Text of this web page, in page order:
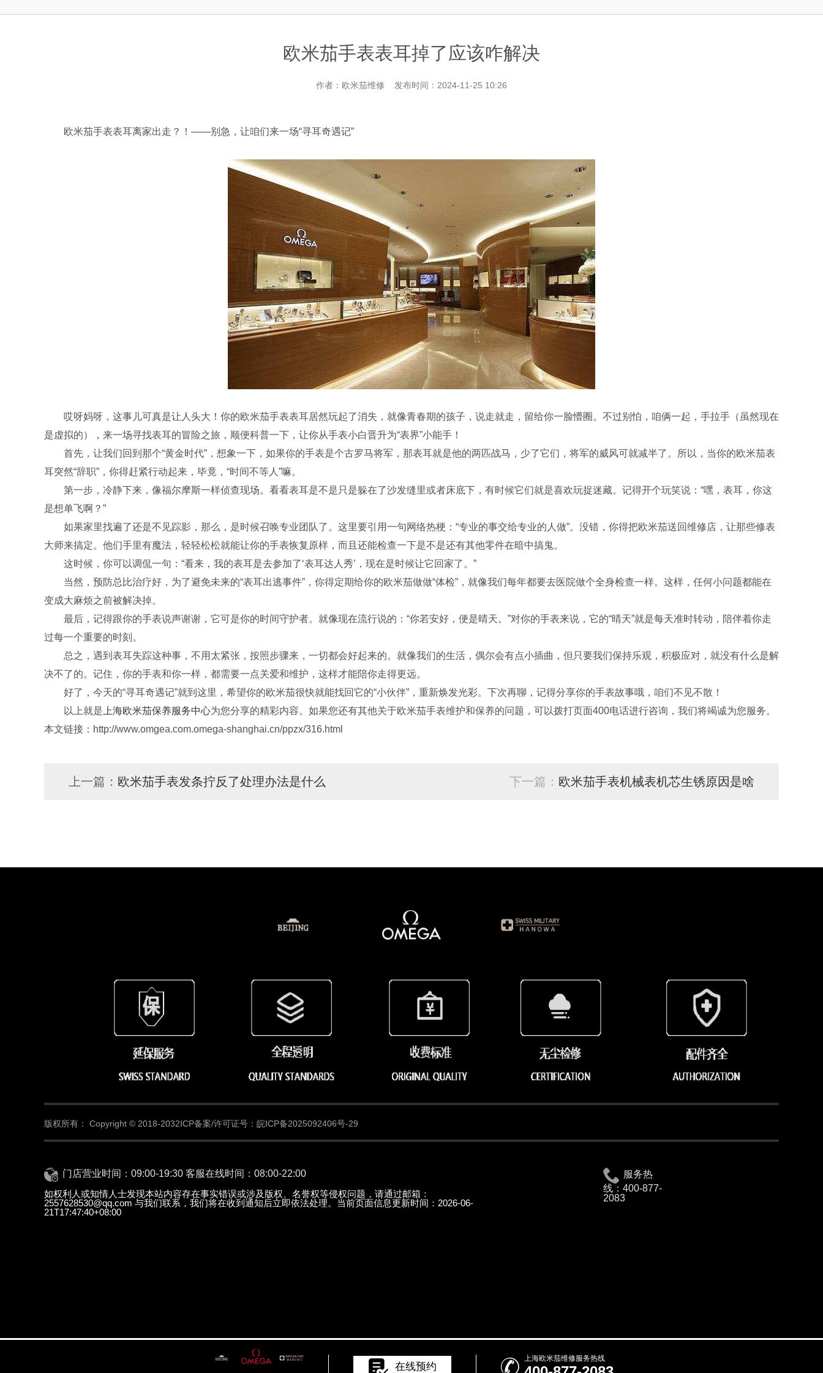
欧米茄手表表耳掉了应该咋解决
作者：欧米茄维修 发布时间：2024-11-25 10:26
欧米茄手表表耳离家出走？！——别急，让咱们来一场“寻耳奇遇记”
哎呀妈呀，这事儿可真是让人头大！你的欧米茄手表表耳居然玩起了消失，就像青春期的孩子，说走就走，留给你一脸懵圈。不过别怕，咱俩一起，手拉手（虽然现在
是虚拟的），来一场寻找表耳的冒险之旅，顺便科普一下，让你从手表小白晋升为“表界”小能手！
首先，让我们回到那个“黄金时代”，想象一下，如果你的手表是个古罗马将军，那表耳就是他的两匹战马，少了它们，将军的威风可就减半了。所以，当你的欧米茄表
耳突然“辞职”，你得赶紧行动起来，毕竟，“时间不等人”嘛。
第一步，冷静下来，像福尔摩斯一样侦查现场。看看表耳是不是只是躲在了沙发缝里或者床底下，有时候它们就是喜欢玩捉迷藏。记得开个玩笑说：“嘿，表耳，你这
是想单飞啊？”
如果家里找遍了还是不见踪影，那么，是时候召唤专业团队了。这里要引用一句网络热梗：“专业的事交给专业的人做”。没错，你得把欧米茄送回维修店，让那些修表
大师来搞定。他们手里有魔法，轻轻松松就能让你的手表恢复原样，而且还能检查一下是不是还有其他零件在暗中搞鬼。
这时候，你可以调侃一句：“看来，我的表耳是去参加了‘表耳达人秀’，现在是时候让它回家了。”
当然，预防总比治疗好，为了避免未来的“表耳出逃事件”，你得定期给你的欧米茄做做“体检”，就像我们每年都要去医院做个全身检查一样。这样，任何小问题都能在
变成大麻烦之前被解决掉。
最后，记得跟你的手表说声谢谢，它可是你的时间守护者。就像现在流行说的：“你若安好，便是晴天。”对你的手表来说，它的“晴天”就是每天准时转动，陪伴着你走
过每一个重要的时刻。
总之，遇到表耳失踪这种事，不用太紧张，按照步骤来，一切都会好起来的。就像我们的生活，偶尔会有点小插曲，但只要我们保持乐观，积极应对，就没有什么是解
决不了的。记住，你的手表和你一样，都需要一点关爱和维护，这样才能陪你走得更远。
好了，今天的“寻耳奇遇记”就到这里，希望你的欧米茄很快就能找回它的“小伙伴”，重新焕发光彩。下次再聊，记得分享你的手表故事哦，咱们不见不散！
以上就是 上海欧米茄保养服务中心为您分享的精彩内容。如果您还有其他关于欧米茄手表维护和保养的问题，可以拨打页面400电话进行咨询，我们将竭诚为您服务。
本文链接：http://www.omgea.com.omega-shanghai.cn/ppzx/316.html
上一篇： 欧米茄手表发条拧反了处理办法是什么 下一篇： 欧米茄手表机械表机芯生锈原因是啥
版权所有： Copyright © 2018-2032ICP备案/许可证号：皖ICP备2025092406号-29
门店营业时间：09:00-19:30 客服在线时间：08:00-22:00
如权利人或知情人士发现本站内容存在事实错误或涉及版权、名誉权等侵权问题，请通过邮箱：
2557628530@qq.com 与我们联系，我们将在收到通知后立即依法处理。当前页面信息更新时间：2026-06-
21T17:47:40+08:00
服务热
线： 400-877-
2083
在线预约  上海欧米茄维修服务热线